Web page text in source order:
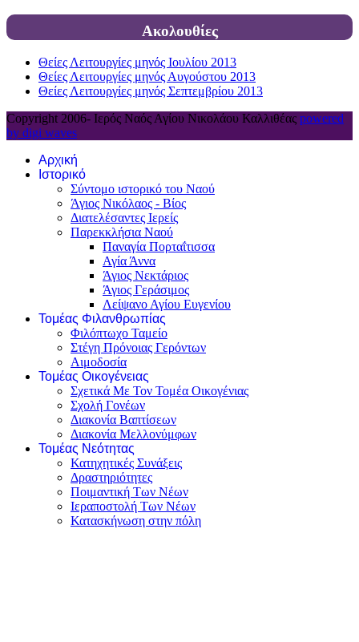
Ακολουθίες
Θείες Λειτουργίες μηνός Ιουλίου 2013
Θείες Λειτουργίες μηνός Αυγούστου 2013
Θείες Λειτουργίες μηνός Σεπτεμβρίου 2013
Copyright 2006- Ιερός Ναός Αγίου Νικολάου Καλλιθέας powered
by digi waves
Αρχική
Ιστορικό
Σύντομο ιστορικό του Ναού
Άγιος Νικόλαος - Βίος
Διατελέσαντες Ιερείς
Παρεκκλήσια Ναού
Παναγία Πορταΐτισσα
Αγία Άννα
Άγιος Νεκτάριος
Άγιος Γεράσιμος
Λείψανο Αγίου Ευγενίου
Τομέας Φιλανθρωπίας
Φιλόπτωχο Ταμείο
Στέγη Πρόνοιας Γερόντων
Αιμοδοσία
Τομέας Οικογένειας
Σχετικά Με Τον Τομέα Οικογένιας
Σχολή Γονέων
Διακονία Βαπτίσεων
Διακονία Μελλονύμφων
Τομέας Νεότητας
Κατηχητικές Συνάξεις
Δραστηριότητες
Ποιμαντική Των Νέων
Ιεραποστολή Των Νέων
Κατασκήνωση στην πόλη